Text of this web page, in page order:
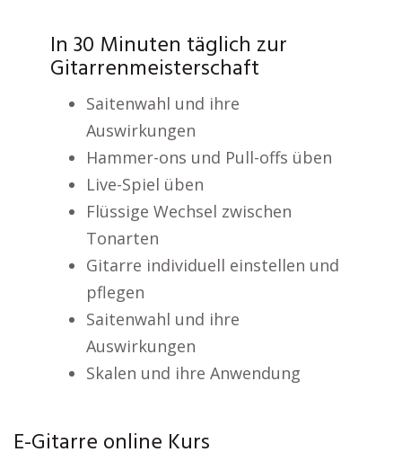
In 30 Minuten täglich zur
Gitarrenmeisterschaft
Saitenwahl und ihre
Auswirkungen
Hammer-ons und Pull-offs üben
Live-Spiel üben
Flüssige Wechsel zwischen
Tonarten
Gitarre individuell einstellen und
pflegen
Saitenwahl und ihre
Auswirkungen
Skalen und ihre Anwendung
E-Gitarre online Kurs